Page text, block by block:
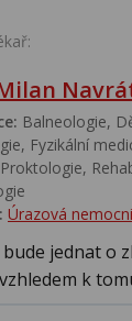
Balneologie,
Fyzikální
Úrazová
jednat o
k